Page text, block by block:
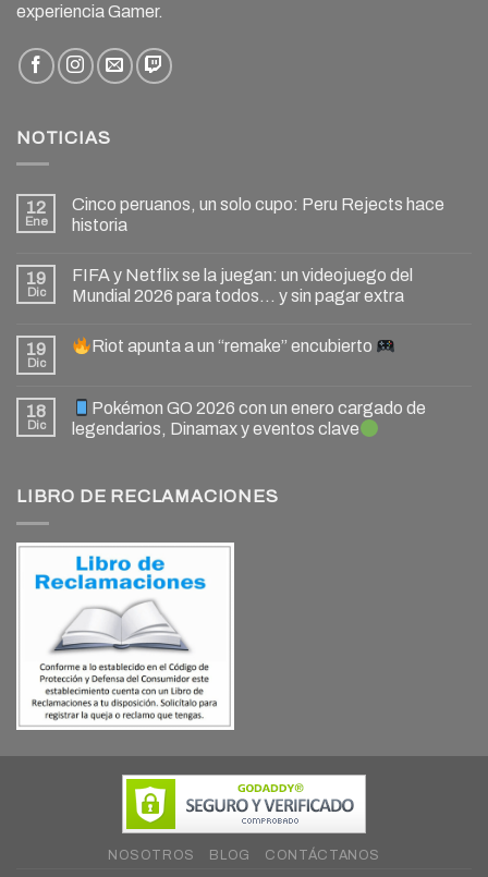
experiencia Gamer.
NOTICIAS
12
Ene
Cinco peruanos, un solo cupo: Peru Rejects hace
historia
19
Dic
FIFA y Netflix se la juegan: un videojuego del
Mundial 2026 para todos… y sin pagar extra
19
Dic
Riot apunta a un “remake” encubierto
18
Dic
Pokémon GO 2026 con un enero cargado de
legendarios, Dinamax y eventos clave
LIBRO DE RECLAMACIONES
NOSOTROS BLOG CONTÁCTANOS